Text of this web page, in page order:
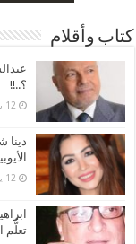
كتاب وأقلام
؟..!!
12 يناير، 2026
12 يناير، 2026
تعلُّم